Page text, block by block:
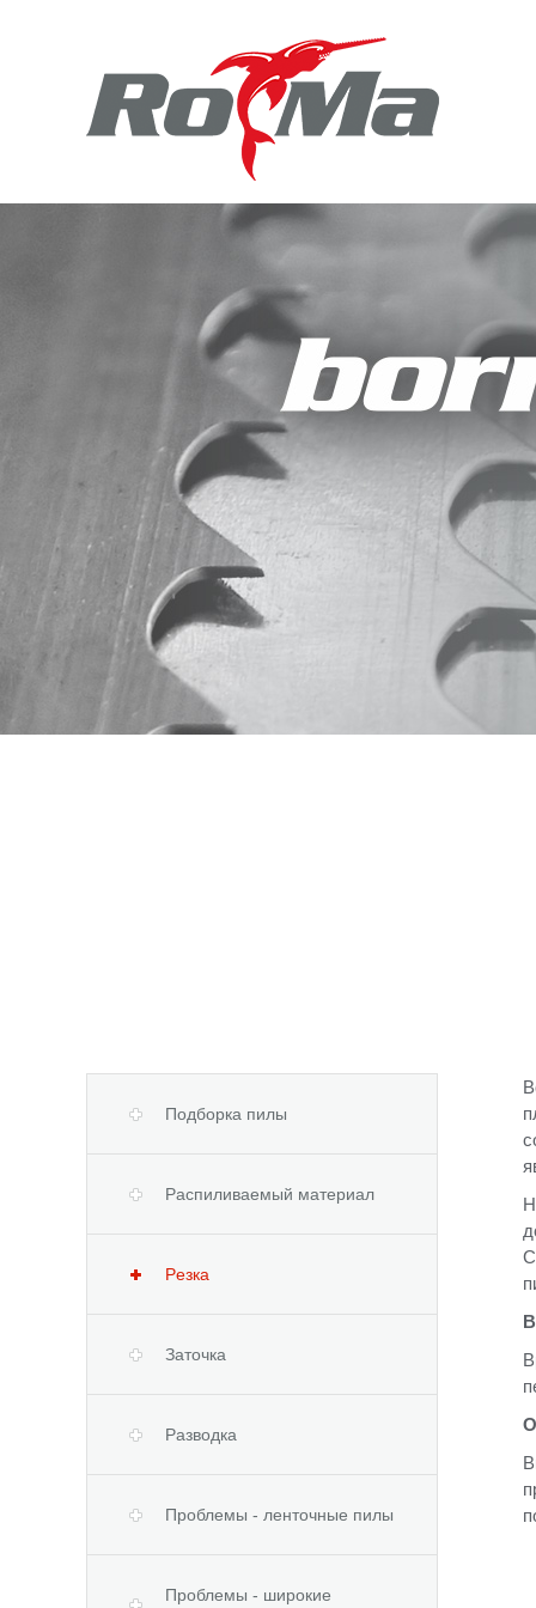
Подборка пилы
Распиливаемый материал
Pезка
Заточка
Разводка
Проблемы - ленточные пилы
Проблемы - широкие